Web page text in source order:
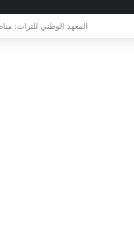
مناظرة الوكالة الوطنية للتحكم في الطاقة 2026: انتداب 6 تقنيين ومهندس أول – آخر أجل 27 أوت 2026